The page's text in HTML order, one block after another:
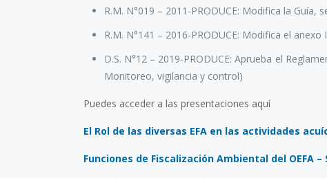
R.M. N°019 – 2011-PRODUCE: Modifica la Guía,
R.M. N°141 – 2016-PRODUCE: Modifica el anexo
D.S. N°12 – 2019-PRODUCE: Aprueba el
Monitoreo, vigilancia y control)
Puedes acceder a las presentaciones aquí
El Rol de las diversas EFA en las actividades
Funciones de Fiscalización Ambiental del OEFA